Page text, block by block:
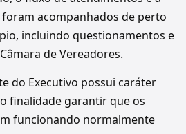
acompanhados de perto
incluindo questionamentos e
de Vereadores.
do Executivo possui caráter
finalidade garantir que os
funcionando normalmente